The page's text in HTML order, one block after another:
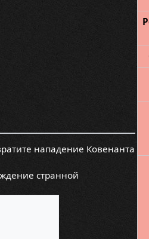
нападение Ковенанта
странной